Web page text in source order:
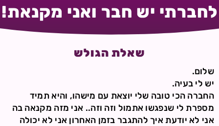
לחברתי יש חבר ואני מקנאת!
שאלת הגולש
שלום.
יש לי בעיה.
החברה הכי טובה שלי יוצאת עם מישהו, והיא תמיד
מספרת לי שנפגשו אתמול וזה וזה.. אני מזה מקנאה בה
אני לא יודעת איך להתגבר בזמן האחרון אני לא יכולה